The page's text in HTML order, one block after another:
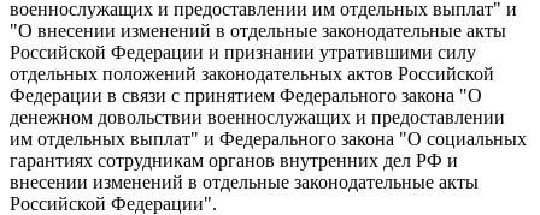
военнослужащих и предоставлении им отдельных выплат" и
"О внесении изменений в отдельные законодательные акты
Российской Федерации и признании утратившими силу
отдельных положений законодательных актов Российской
Федерации в связи с принятием Федерального закона "О
денежном довольствии военнослужащих и предоставлении
им отдельных выплат" и Федерального закона "О социальных
гарантиях сотрудникам органов внутренних дел РФ и
внесении изменений в отдельные законодательные акты
Российской Федерации".